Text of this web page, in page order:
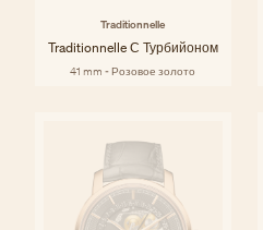
Traditionnelle
Traditionnelle С Турбийоном
41 mm - Розовое золото